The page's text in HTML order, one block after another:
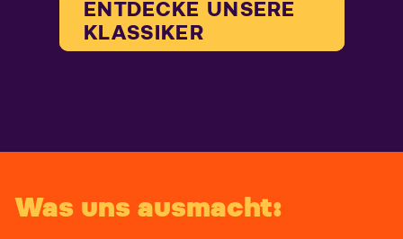
ENTDECKE UNSERE
KLASSIKER
Was uns ausmacht: